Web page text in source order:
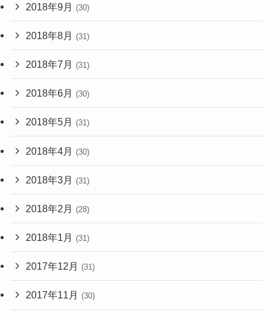
2018年9月 (30)
2018年8月 (31)
2018年7月 (31)
2018年6月 (30)
2018年5月 (31)
2018年4月 (30)
2018年3月 (31)
2018年2月 (28)
2018年1月 (31)
2017年12月 (31)
2017年11月 (30)